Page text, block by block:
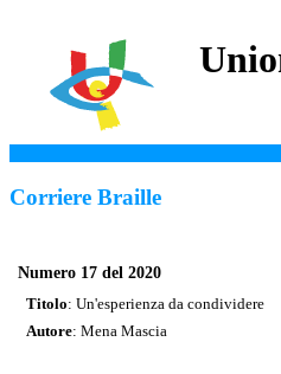
Corriere Braille
Numero 17 del 2020
Titolo: Un'esperienza da condividere
Autore: Mena Mascia